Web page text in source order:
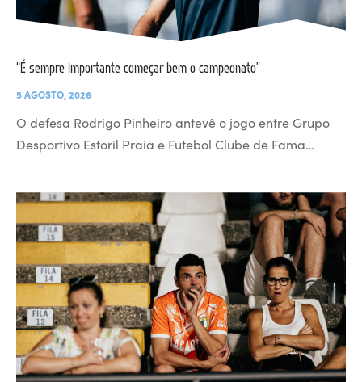
“É sempre importante começar bem o campeonato”
5 AGOSTO, 2026
O defesa Rodrigo Pinheiro antevê o jogo entre Grupo
Desportivo Estoril Praia e Futebol Clube de Fama…